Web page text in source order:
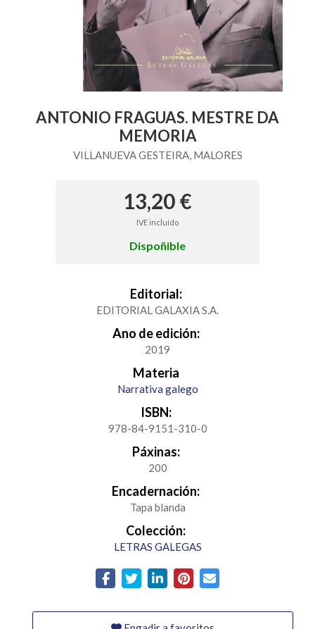
ANTONIO FRAGUAS. MESTRE DA
MEMORIA
VILLANUEVA GESTEIRA, MALORES
13,20 €
IVE incluído
Dispoñible
Editorial:
EDITORIAL GALAXIA S.A.
Ano de edición:
2019
Materia
Narrativa galego
ISBN:
978-84-9151-310-0
Páxinas:
200
Encadernación:
Tapa blanda
Colección:
LETRAS GALEGAS